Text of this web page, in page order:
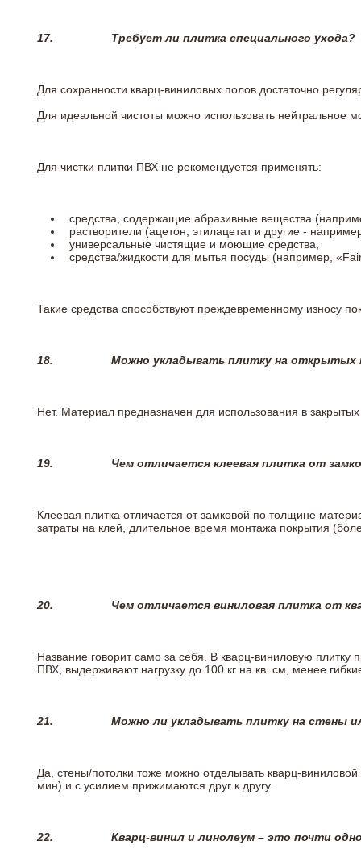
17. Требует ли плитка специального ухода?
Для сохранности кварц-виниловых полов достаточно
Для идеальной чистоты можно использовать
Для чистки плитки ПВХ не рекомендуется применять:
средства, содержащие абразивные вещества
растворители (ацетон, этилацетат и другие -
универсальные чистящие и моющие средства,
средства/жидкости для мытья посуды (например,
Такие средства способствуют преждевременному износу
18. Можно укладывать плитку на открытых
Нет. Материал предназначен для использования в
19. Чем отличается клеевая плитка от
Клеевая плитка отличается от замковой по толщине
затраты на клей, длительное время монтажа покрытия
20. Чем отличается виниловая плитка от
Название говорит само за себя. В кварц-виниловую
ПВХ, выдерживают нагрузку до 100 кг на кв. см, менее
21. Можно ли укладывать плитку на стены
Да, стены/потолки тоже можно отделывать кварц-
мин) и с усилием прижимаются друг к другу.
22. Кварц-винил и линолеум – это почти